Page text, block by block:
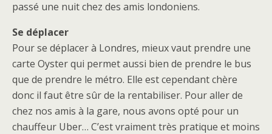
passé une nuit chez des amis londoniens.
Se déplacer
Pour se déplacer à Londres, mieux vaut prendre une
carte Oyster qui permet aussi bien de prendre le bus
que de prendre le métro. Elle est cependant chère
donc il faut être sûr de la rentabiliser. Pour aller de
chez nos amis à la gare, nous avons opté pour un
chauffeur Uber… C’est vraiment très pratique et moins